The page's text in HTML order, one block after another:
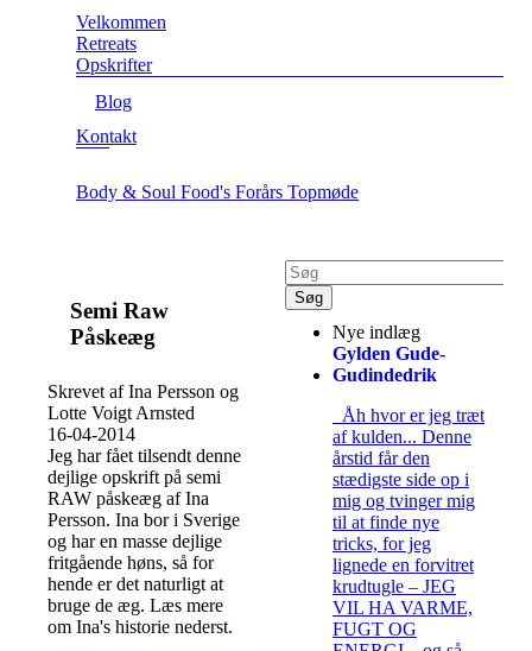
Velkommen
Retreats
Opskrifter
Blog
Kontakt
Body & Soul Food's Forårs Topmøde
Semi Raw
Påskeæg
Skrevet af Ina Persson og
Lotte Voigt Arnsted
16-04-2014
Jeg har fået tilsendt denne
dejlige opskrift på semi
RAW påskeæg af Ina
Persson. Ina bor i Sverige
og har en masse dejlige
fritgående høns, så for
hende er det naturligt at
bruge de æg. Læs mere
om Ina's historie nederst.
Nye indlæg
Gylden Gude-
Gudindedrik
Åh hvor er jeg træt
af kulden... Denne
årstid får den
stædigste side op i
mig og tvinger mig
til at finde nye
tricks, for jeg
lignede en forvitret
krudtugle – JEG
VIL HA VARME,
FUGT OG